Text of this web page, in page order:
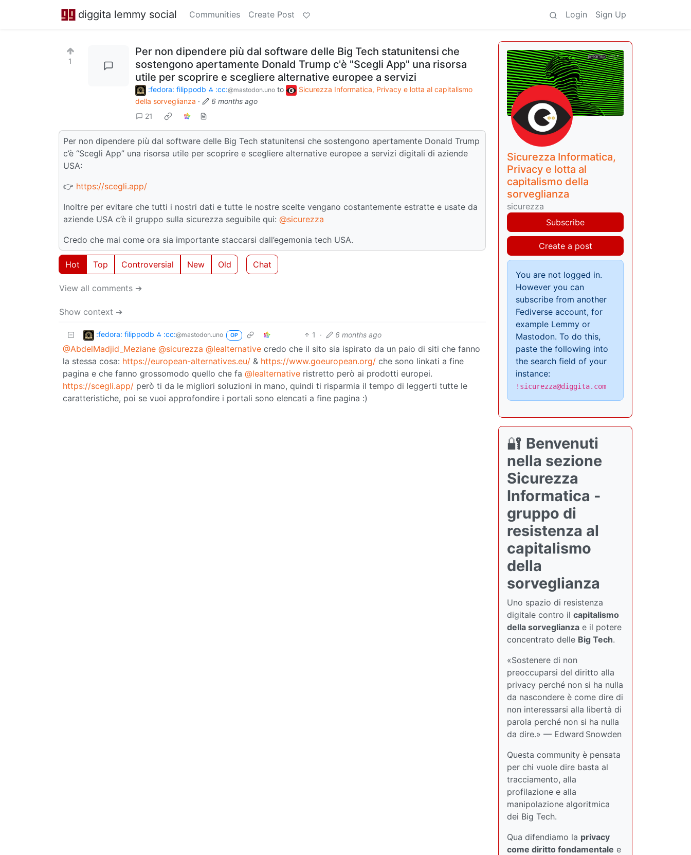
diggita lemmy social Communities Create Post Login Sign Up
1
Per non dipendere più dal software delle Big Tech statunitensi che
sostengono apertamente Donald Trump c'è "Scegli App" una risorsa
utile per scoprire e scegliere alternative europee a servizi
:fedora: filippodb ⁂ :cc:@mastodon.uno to
Sicurezza Informatica, Privacy e lotta al capitalismo
della sorveglianza ·
6 months ago
21
Per non dipendere più dal software delle Big Tech statunitensi che sostengono apertamente Donald Trump
c’è “Scegli App” una risorsa utile per scoprire e scegliere alternative europee a servizi digitali di aziende
USA:
👉 https://scegli.app/
Inoltre per evitare che tutti i nostri dati e tutte le nostre scelte vengano costantemente estratte e usate da
aziende USA c’è il gruppo sulla sicurezza seguibile qui: @sicurezza
Credo che mai come ora sia importante staccarsi dall’egemonia tech USA.
Hot Top Controversial New Old Chat
View all comments ➔
Show context ➔
:fedora: filippodb ⁂ :cc:@mastodon.uno OP 1 · 6 months ago
@AbdelMadjid_Meziane @sicurezza @lealternative credo che il sito sia ispirato da un paio di siti che fanno
la stessa cosa: https://european-alternatives.eu/ & https://www.goeuropean.org/ che sono linkati a fine
pagina e che fanno grossomodo quello che fa @lealternative ristretto però ai prodotti europei.
https://scegli.app/ però ti da le migliori soluzioni in mano, quindi ti risparmia il tempo di leggerti tutte le
caratteristiche, poi se vuoi approfondire i portali sono elencati a fine pagina :)
Sicurezza Informatica,
Privacy e lotta al
capitalismo della
sorveglianza
sicurezza
Subscribe
Create a post
You are not logged in.
However you can
subscribe from another
Fediverse account, for
example Lemmy or
Mastodon. To do this,
paste the following into
the search field of your
instance:
!sicurezza@diggita.com
🔐 Benvenuti
nella sezione
Sicurezza
Informatica -
gruppo di
resistenza al
capitalismo
della
sorveglianza
Uno spazio di resistenza
digitale contro il capitalismo
della sorveglianza e il potere
concentrato delle Big Tech.
«Sostenere di non
preoccuparsi del diritto alla
privacy perché non si ha nulla
da nascondere è come dire di
non interessarsi alla libertà di
parola perché non si ha nulla
da dire.» — Edward Snowden
Questa community è pensata
per chi vuole dire basta al
tracciamento, alla
profilazione e alla
manipolazione algoritmica
dei Big Tech.
Qua difendiamo la privacy
come diritto fondamentale e